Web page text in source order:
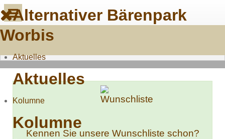
Alternativer Bärenpark
Worbis
Aktuelles
Aktuelles
Kolumne
Kolumne
Kennen Sie unsere Wunschliste schon?